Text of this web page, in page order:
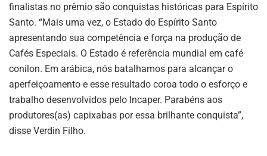
finalistas no prêmio são conquistas históricas para Espírito
Santo. “Mais uma vez, o Estado do Espírito Santo
apresentando sua competência e força na produção de
Cafés Especiais. O Estado é referência mundial em café
conilon. Em arábica, nós batalhamos para alcançar o
aperfeiçoamento e esse resultado coroa todo o esforço e
trabalho desenvolvidos pelo Incaper. Parabéns aos
produtores(as) capixabas por essa brilhante conquista”,
disse Verdin Filho.